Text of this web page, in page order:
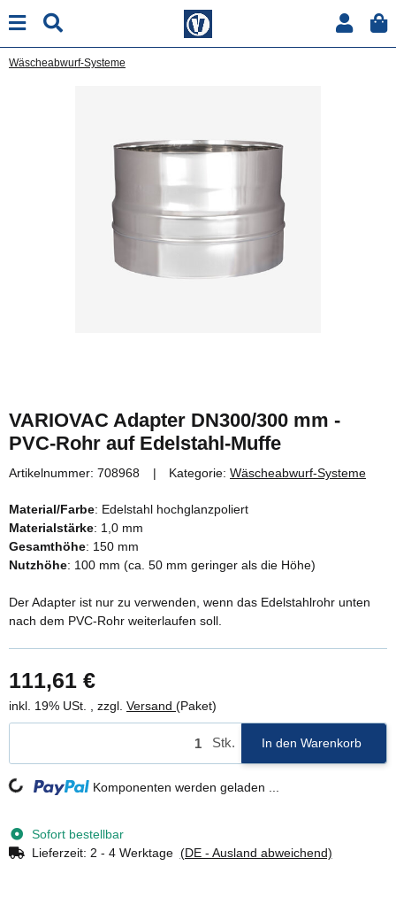
Wäscheabwurf-Systeme
VARIOVAC Adapter DN300/300 mm -
PVC-Rohr auf Edelstahl-Muffe
Artikelnummer: 708968 Kategorie: Wäscheabwurf-Systeme
Material/Farbe: Edelstahl hochglanzpoliert
Materialstärke: 1,0 mm
Gesamthöhe: 150 mm
Nutzhöhe: 100 mm (ca. 50 mm geringer als die Höhe)
Der Adapter ist nur zu verwenden, wenn das Edelstahlrohr unten
nach dem PVC-Rohr weiterlaufen soll.
111,61 €
inkl. 19% USt. , zzgl. Versand (Paket)
Stk. In den Warenkorb
Loading... Komponenten werden geladen ...
Sofort bestellbar
Lieferzeit: 2 - 4 Werktage (DE - Ausland abweichend)